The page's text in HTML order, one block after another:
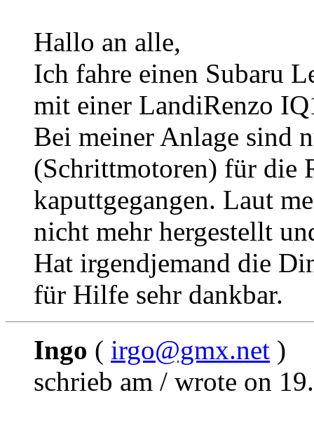
Hallo an alle,
Ich fahre einen Subaru
mit einer LandiRenzo
Bei meiner Anlage sind
(Schrittmotoren) für die
kaputtgegangen. Laut
nicht mehr hergestellt
Hat irgendjemand die
für Hilfe sehr dankbar.
Ingo ( irgo@gmx.net )
schrieb am / wrote on